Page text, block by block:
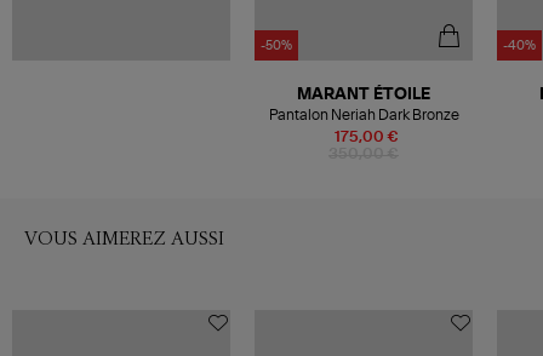
-50%
175,00 €
MARANT ÉTOILE
Pantalon Neriah Dark Bronze
-40%
VOUS AIMEREZ AUSSI